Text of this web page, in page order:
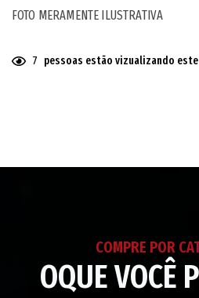
FOTO MERAMENTE ILUSTRATIVA
7 pessoas estão vizualizando
carrinho
COMPRE POR
OQUE VOCÊ